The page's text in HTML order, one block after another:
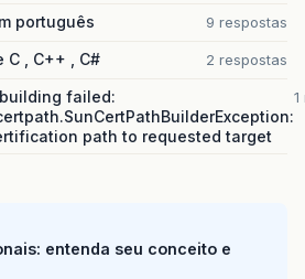
português 9 respostas
, C++ , C# 2 respostas
failed:
path to requested target
entenda seu conceito e